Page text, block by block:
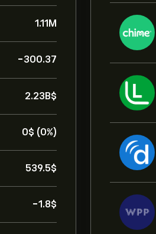
1.11M
-300.37
2.23B‎$‎
0‎$‎ (0%)
539.5‎$‎
-1.8‎$‎